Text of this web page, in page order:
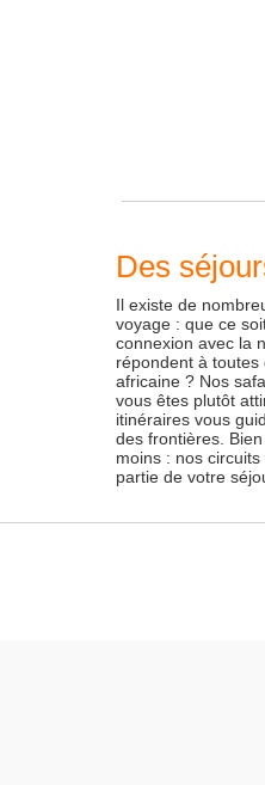
Des
Il existe de
voyage : que ce
connexion avec la
répondent à toutes
africaine ? Nos
vous êtes plutôt
itinéraires vous
des frontières.
moins : nos
partie de votre